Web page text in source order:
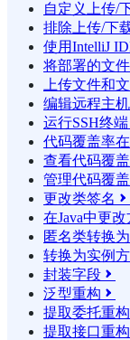
自定义上传/
排除上传/下
使用IntelliJ
将部署的文
上传文件和
编辑远程主
运行SSH终端
代码覆盖率
查看代码覆
管理代码覆
更改类签名 
在Java中更
匿名类转换
转换为实例
封装字段 
泛型重构 
提取委托重构
提取接口重构